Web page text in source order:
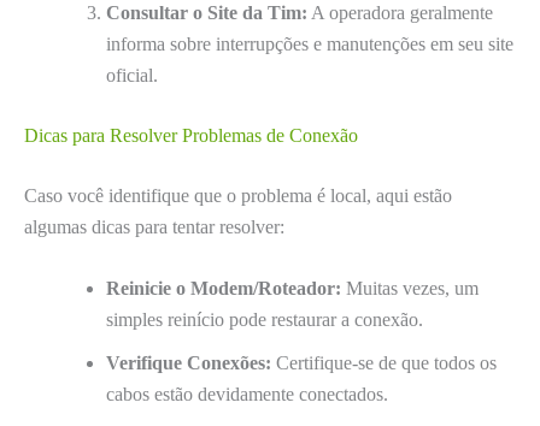
Consultar o Site da Tim: A operadora geralmente
informa sobre interrupções e manutenções em seu site
oficial.
Dicas para Resolver Problemas de Conexão
Caso você identifique que o problema é local, aqui estão
algumas dicas para tentar resolver:
Reinicie o Modem/Roteador: Muitas vezes, um
simples reinício pode restaurar a conexão.
Verifique Conexões: Certifique-se de que todos os
cabos estão devidamente conectados.